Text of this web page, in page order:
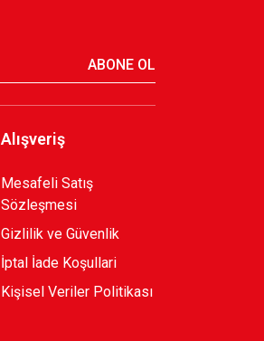
ABONE OL
Alışveriş
Mesafeli Satış
Sözleşmesi
Gizlilik ve Güvenlik
İptal İade Koşullari
Kişisel Veriler Politikası